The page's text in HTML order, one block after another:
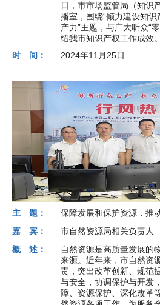
日，市市场监管局（知识
播室，围绕“倾力建设知
产力”主题，与广大听众“
绍我市知识产权工作成效。
时 间：
2024年11月25日
主 题：
保障发展和保护资源，推
嘉 宾：
市自然资源局相关负责人
概 述：
自然资源是高质量发展的
来源。近年来，市自然资
责，突出改革创新、规范
与安全，协调保护与开发
障、资源保护、深化改革